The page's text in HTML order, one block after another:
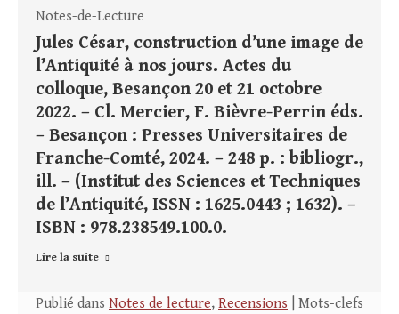
Notes-de-Lecture
Jules César, construction d’une image de
l’Antiquité à nos jours. Actes du
colloque, Besançon 20 et 21 octobre
2022. – Cl. Mercier, F. Bièvre-Perrin éds.
– Besançon : Presses Universitaires de
Franche-Comté, 2024. – 248 p. : bibliogr.,
ill. – (Institut des Sciences et Techniques
de l’Antiquité, ISSN : 1625.0443 ; 1632). –
ISBN : 978.238549.100.0.
Lire la suite
Publié dans Notes de lecture, Recensions | Mots-clefs